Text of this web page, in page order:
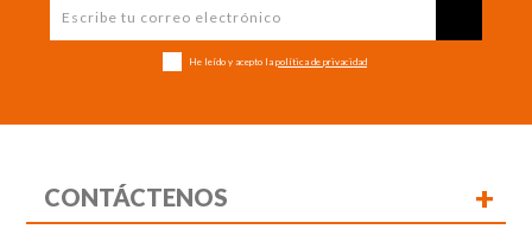
He leído y acepto la política de privacidad
CONTÁCTENOS +